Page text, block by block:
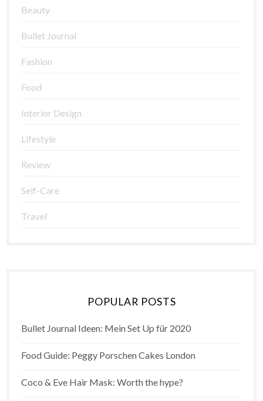
Beauty
Bullet Journal
Fashion
Food
Interior Design
Lifestyle
Review
Self-Care
Travel
POPULAR POSTS
Bullet Journal Ideen: Mein Set Up für 2020
Food Guide: Peggy Porschen Cakes London
Coco & Eve Hair Mask: Worth the hype?